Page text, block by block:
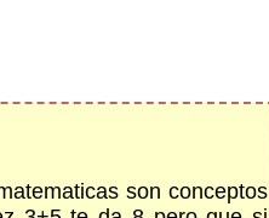
son conceptos